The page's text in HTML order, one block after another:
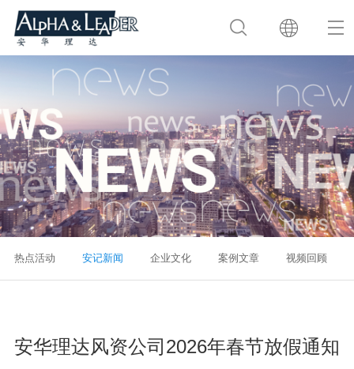
热点活动 安记新闻 企业文化 案例文章 视频回顾
安华理达风资公司2026年春节放假通知